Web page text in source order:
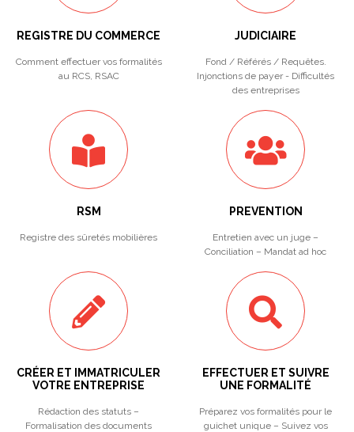
REGISTRE DU COMMERCE
Comment effectuer vos formalités
au RCS, RSAC
JUDICIAIRE
Fond / Référés / Requêtes.
Injonctions de payer - Difficultés
des entreprises
RSM
Registre des sûretés mobilières
PREVENTION
Entretien avec un juge –
Conciliation – Mandat ad hoc
CRÉER ET IMMATRICULER
VOTRE ENTREPRISE
Rédaction des statuts –
Formalisation des documents
EFFECTUER ET SUIVRE
UNE FORMALITÉ
Préparez vos formalités pour le
guichet unique – Suivez vos